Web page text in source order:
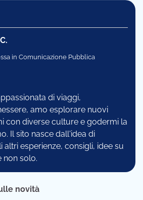
in Comunicazione Pubblica
di viaggi,
amo esplorare nuovi
con diverse culture e godermi la
Il sito nasce dall'idea di
esperienze, consigli, idee su
non solo.
novità